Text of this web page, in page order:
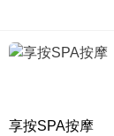
享按SPA按摩